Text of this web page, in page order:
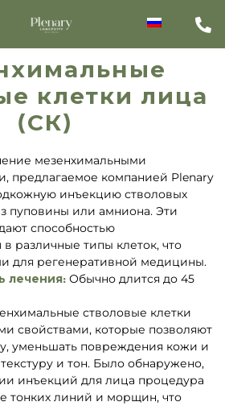
клетки лица
(СК)
мезенхимальными
предлагаемое компанией Plenary
инъекцию стволовых
пуповины или амниона. Эти
способностью
различные типы клеток, что
для регенеративной медицины.
лечения: Обычно длится до 45
стволовые клетки
свойствами, которые позволяют
уменьшать повреждения кожи и
и тон. Было обнаружено,
инъекций для лица процедура
тонких линий и морщин, что